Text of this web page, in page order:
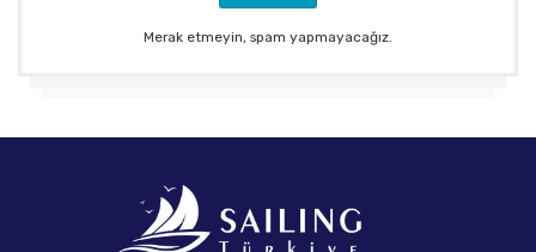
Merak etmeyin, spam yapmayacağız.